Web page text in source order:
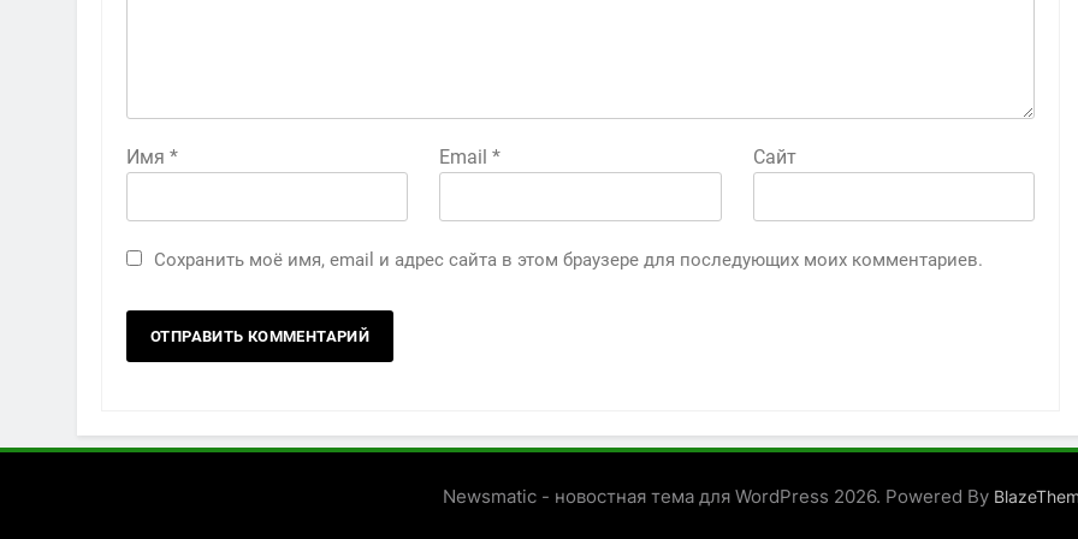
Имя * Email* Сайт
Сохранить моё имя, email и адрес сайта в этом браузере для последующих моих комментариев.
Newsmatic - новостная тема для WordPress 2026. Powered By